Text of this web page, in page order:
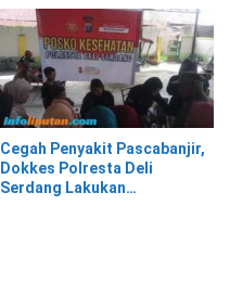
Cegah Penyakit Pascabanjir,
Dokkes Polresta Deli
Serdang Lakukan